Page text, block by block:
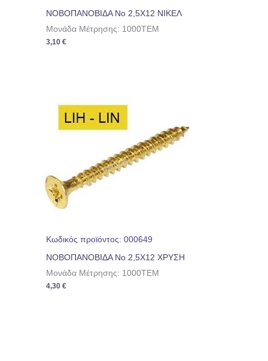
ΝΟΒΟΠΑΝΟΒΙΔΑ No 2,5Χ12 ΝΙΚΕΛ
Μονάδα Μέτρησης: 1000TEM
3,10€
Κωδικός προϊόντος: 000649
ΝΟΒΟΠΑΝΟΒΙΔΑ No 2,5Χ12 ΧΡΥΣΗ
Μονάδα Μέτρησης: 1000TEM
4,30€